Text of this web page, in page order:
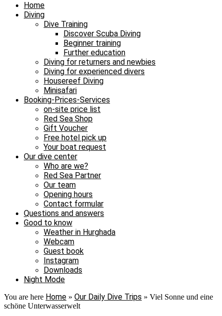
Home
Diving
Dive Training
Discover Scuba Diving
Beginner training
Further education
Diving for returners and newbies
Diving for experienced divers
Housereef Diving
Minisafari
Booking-Prices-Services
on-site price list
Red Sea Shop
Gift Voucher
Free hotel pick up
Your boat request
Our dive center
Who are we?
Red Sea Partner
Our team
Opening hours
Contact formular
Questions and answers
Good to know
Weather in Hurghada
Webcam
Guest book
Instagram
Downloads
Night Mode
You are here Home » Our Daily Dive Trips » Viel Sonne und eine
schöne Unterwasserwelt